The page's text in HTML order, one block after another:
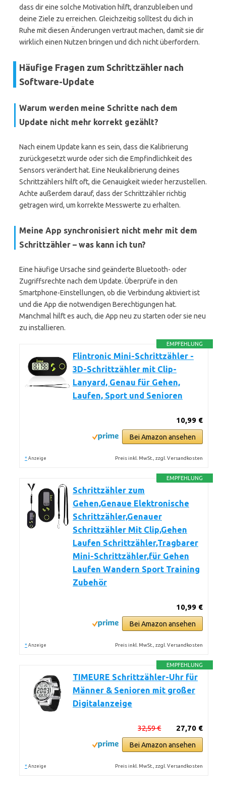
dass dir eine solche Motivation hilft, dranzubleiben und
deine Ziele zu erreichen. Gleichzeitig solltest du dich in
Ruhe mit diesen Änderungen vertraut machen, damit sie dir
wirklich einen Nutzen bringen und dich nicht überfordern.
Häufige Fragen zum Schrittzähler nach
Software-Update
Warum werden meine Schritte nach dem
Update nicht mehr korrekt gezählt?
Nach einem Update kann es sein, dass die Kalibrierung
zurückgesetzt wurde oder sich die Empfindlichkeit des
Sensors verändert hat. Eine Neukalibrierung deines
Schrittzählers hilft oft, die Genauigkeit wieder herzustellen.
Achte außerdem darauf, dass der Schrittzähler richtig
getragen wird, um korrekte Messwerte zu erhalten.
Meine App synchronisiert nicht mehr mit dem
Schrittzähler – was kann ich tun?
Eine häufige Ursache sind geänderte Bluetooth- oder
Zugriffsrechte nach dem Update. Überprüfe in den
Smartphone-Einstellungen, ob die Verbindung aktiviert ist
und die App die notwendigen Berechtigungen hat.
Manchmal hilft es auch, die App neu zu starten oder sie neu
zu installieren.
EMPFEHLUNG
Flintronic Mini-Schrittzähler -
3D-Schrittzähler mit Clip-
Lanyard, Genau für Gehen,
Laufen, Sport und Senioren
10,99 €
Bei Amazon ansehen
* Anzeige Preis inkl. MwSt., zzgl. Versandkosten
EMPFEHLUNG
Schrittzähler zum
Gehen,Genaue Elektronische
Schrittzähler,Genauer
Schrittzähler Mit Clip,Gehen
Laufen Schrittzähler,Tragbarer
Mini-Schrittzähler,für Gehen
Laufen Wandern Sport Training
Zubehör
10,99 €
Bei Amazon ansehen
* Anzeige Preis inkl. MwSt., zzgl. Versandkosten
EMPFEHLUNG
TIMEURE Schrittzähler-Uhr für
Männer & Senioren mit großer
Digitalanzeige
27,70 €
32,59 €
Bei Amazon ansehen
* Anzeige Preis inkl. MwSt., zzgl. Versandkosten